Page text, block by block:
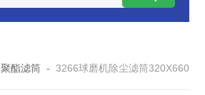
聚酯滤筒 - 3266球磨机除尘滤筒320X660